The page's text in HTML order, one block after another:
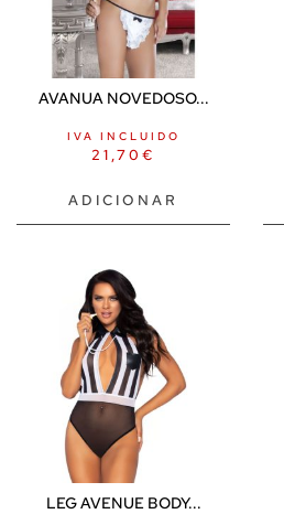
AVANUA NOVEDOSO...
21,70 €
IVA INCLUIDO
ADICIONAR
LEG AVENUE BODY...